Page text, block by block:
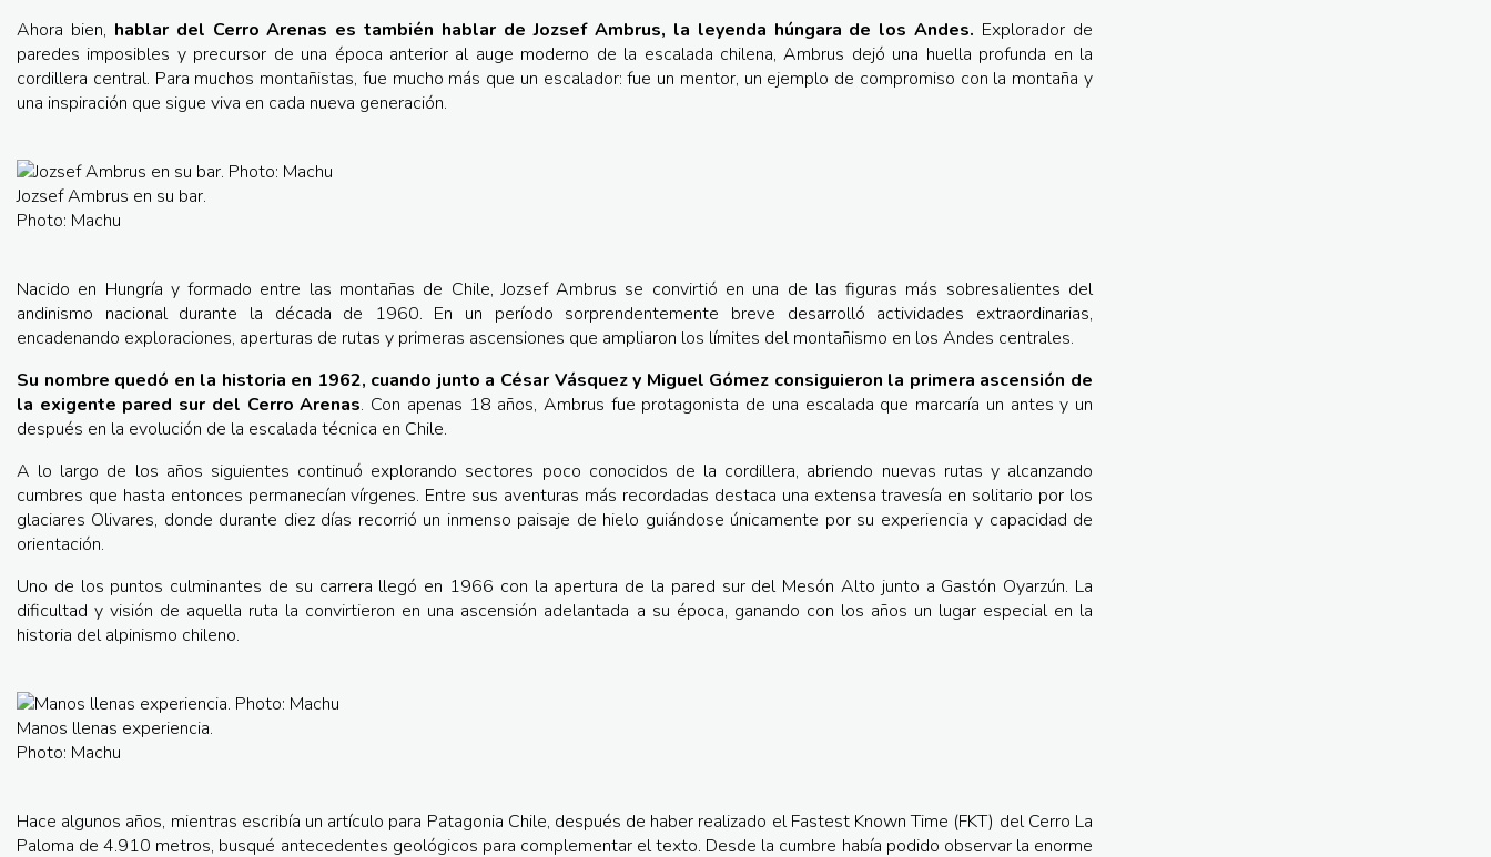
Ahora bien, hablar del Cerro Arenas es también hablar de Jozsef Ambrus, la leyenda húngara de los Andes. Explorador de
paredes imposibles y precursor de una época anterior al auge moderno de la escalada chilena, Ambrus dejó una huella profunda en la
cordillera central. Para muchos montañistas, fue mucho más que un escalador: fue un mentor, un ejemplo de compromiso con la montaña y
una inspiración que sigue viva en cada nueva generación.
Jozsef Ambrus en su bar.
Photo: Machu
Nacido en Hungría y formado entre las montañas de Chile, Jozsef Ambrus se convirtió en una de las figuras más sobresalientes del
andinismo nacional durante la década de 1960. En un período sorprendentemente breve desarrolló actividades extraordinarias,
encadenando exploraciones, aperturas de rutas y primeras ascensiones que ampliaron los límites del montañismo en los Andes centrales.
Su nombre quedó en la historia en 1962, cuando junto a César Vásquez y Miguel Gómez consiguieron la primera ascensión de
la exigente pared sur del Cerro Arenas. Con apenas 18 años, Ambrus fue protagonista de una escalada que marcaría un antes y un
después en la evolución de la escalada técnica en Chile.
A lo largo de los años siguientes continuó explorando sectores poco conocidos de la cordillera, abriendo nuevas rutas y alcanzando
cumbres que hasta entonces permanecían vírgenes. Entre sus aventuras más recordadas destaca una extensa travesía en solitario por los
glaciares Olivares, donde durante diez días recorrió un inmenso paisaje de hielo guiándose únicamente por su experiencia y capacidad de
orientación.
Uno de los puntos culminantes de su carrera llegó en 1966 con la apertura de la pared sur del Mesón Alto junto a Gastón Oyarzún. La
dificultad y visión de aquella ruta la convirtieron en una ascensión adelantada a su época, ganando con los años un lugar especial en la
historia del alpinismo chileno.
Manos llenas experiencia.
Photo: Machu
Hace algunos años, mientras escribía un artículo para Patagonia Chile, después de haber realizado el Fastest Known Time (FKT) del Cerro La
Paloma de 4.910 metros, busqué antecedentes geológicos para complementar el texto. Desde la cumbre había podido observar la enorme